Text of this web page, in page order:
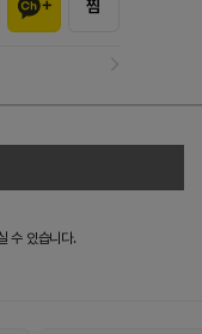
수 있습니다.